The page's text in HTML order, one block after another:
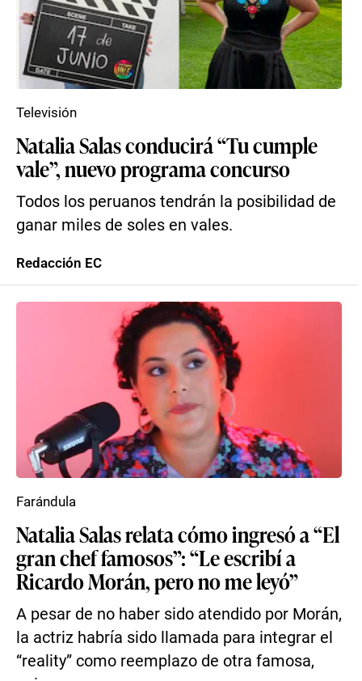
Natalia Salas conducirá “Tu cumple
vale”, nuevo programa concurso
Todos los peruanos tendrán la posibilidad de
ganar miles de soles en vales.
Televisión
Redacción EC
Natalia Salas relata cómo ingresó a “El
gran chef famosos”: “Le escribí a
Ricardo Morán, pero no me leyó”
A pesar de no haber sido atendido por Morán,
la actriz habría sido llamada para integrar el
“reality” como reemplazo de otra famosa,
Farándula